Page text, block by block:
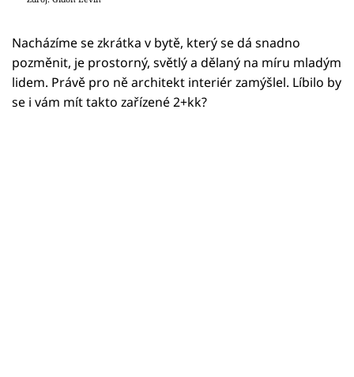
Nacházíme se zkrátka v bytě, který se dá snadno
pozměnit, je prostorný, světlý a dělaný na míru mladým
lidem. Právě pro ně architekt interiér zamýšlel. Líbilo by
se i vám mít takto zařízené 2+kk?